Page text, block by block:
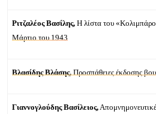
Ριτζαλέος Βασίλης, Η λίστα του
Μάρτιο του 1943
Βλασίδης Βλάσης,Προσπάθειες έκδοσης
Γιαννογλούδης Βασίλειος,